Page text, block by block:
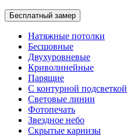
Бесплатный замер
Натяжные потолки
Бесшовные
Двухуровневые
Криволинейные
Парящие
С контурной подсветкой
Световые линии
Фотопечать
Звездное небо
Скрытые карнизы